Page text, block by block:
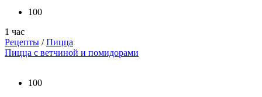
100
1 час
Рецепты /Пицца
Пицца с ветчиной и помидорами
100